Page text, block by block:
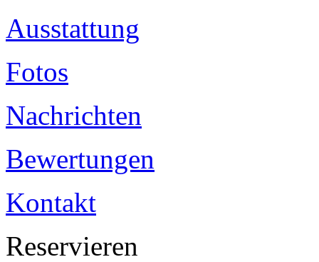
Ausstattung
Fotos
Nachrichten
Bewertungen
Kontakt
Reservieren